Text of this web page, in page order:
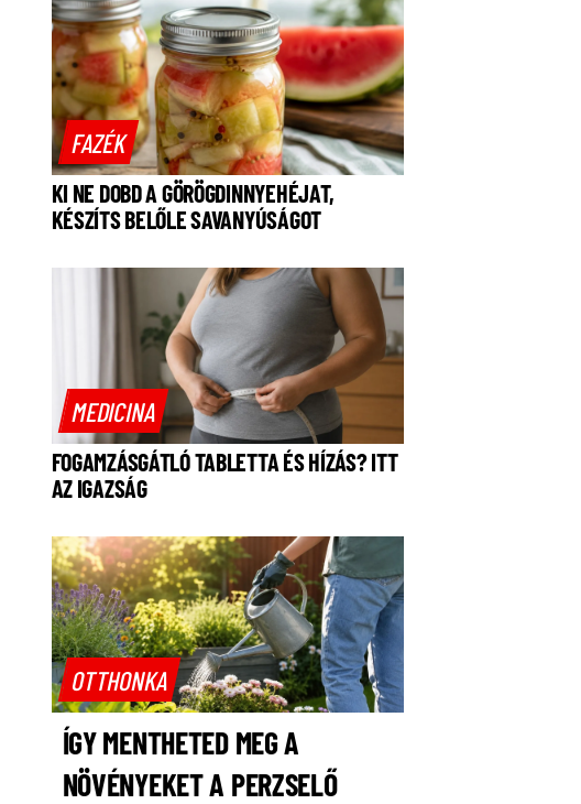
FAZÉK
KI NE DOBD A GÖRÖGDINNYEHÉJAT,
KÉSZÍTS BELŐLE SAVANYÚSÁGOT
MEDICINA
FOGAMZÁSGÁTLÓ TABLETTA ÉS HÍZÁS? ITT
AZ IGAZSÁG
OTTHONKA
ÍGY MENTHETED MEG A
NÖVÉNYEKET A PERZSELŐ